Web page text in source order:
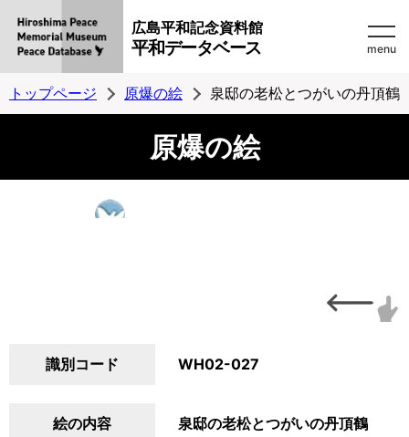
広島平和記念資料館
平和データベース menu
トップページ 原爆の絵 泉邸の老松とつがいの丹頂鶴
原爆の絵
識別コード WH02-027
絵の内容 泉邸の老松とつがいの丹頂鶴